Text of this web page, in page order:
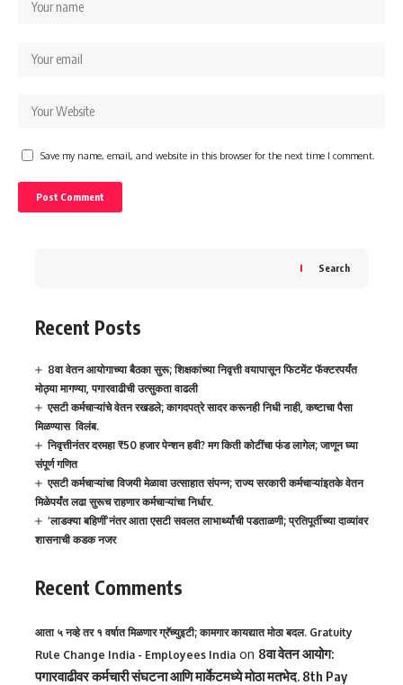
Save my name, email, and website in this browser for the next time I comment.
Search
Recent Posts
8वा वेतन आयोगाच्या बैठका सुरू; शिक्षकांच्या निवृत्ती वयापासून फिटमेंट फॅक्टरपर्यंत
मोठ्या मागण्या, पगारवाढीची उत्सुकता वाढली
एसटी कर्मचाऱ्यांचे वेतन रखडले; कागदपत्रे सादर करूनही निधी नाही, कष्टाचा पैसा
मिळण्यास विलंब.
निवृत्तीनंतर दरमहा ₹50 हजार पेन्शन हवी? मग किती कोटींचा फंड लागेल; जाणून घ्या
संपूर्ण गणित
एसटी कर्मचाऱ्यांचा विजयी मेळावा उत्साहात संपन्न; राज्य सरकारी कर्मचाऱ्यांइतके वेतन
मिळेपर्यंत लढा सुरूच राहणार कर्मचाऱ्यांचा निर्धार.
‘लाडक्या बहिणीं’नंतर आता एसटी सवलत लाभार्थ्यांची पडताळणी; प्रतिपूर्तीच्या दाव्यांवर
शासनाची कडक नजर
Recent Comments
आता ५ नव्हे तर १ वर्षात मिळणार ग्रॅच्युइटी; कामगार कायद्यात मोठा बदल. Gratuity
Rule Change India - Employees India on 8वा वेतन आयोग:
पगारवाढीवर कर्मचारी संघटना आणि मार्केटमध्ये मोठा मतभेद. 8th Pay